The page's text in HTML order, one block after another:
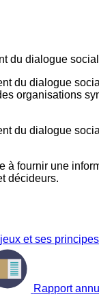
du dialogue
organisations
du dialogue
à fournir une
décideurs.
et ses principes
Rapport